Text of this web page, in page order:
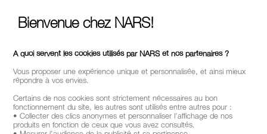
Bienvenue chez NARS!
A quoi servent les cookies utilisés par NARS et nos partenaires ?
Vous proposer une expérience unique et personnalisée, et ainsi mieux
répondre à vos envies.
Certains de nos cookies sont strictement nécessaires au bon
fonctionnement du site, les autres sont utilisés entre autres pour :
• Collecter des clics anonymes et personnaliser l’affichage de nos
produits en fonction de ceux que vous avez consultés.